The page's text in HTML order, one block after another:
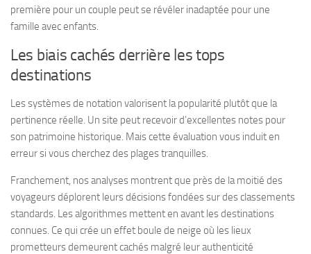
première pour un couple peut se révéler inadaptée pour une
famille avec enfants.
Les biais cachés derrière les tops
destinations
Les systèmes de notation valorisent la popularité plutôt que la
pertinence réelle. Un site peut recevoir d’excellentes notes pour
son patrimoine historique. Mais cette évaluation vous induit en
erreur si vous cherchez des plages tranquilles.
Franchement, nos analyses montrent que près de la moitié des
voyageurs déplorent leurs décisions fondées sur des classements
standards. Les algorithmes mettent en avant les destinations
connues. Ce qui crée un effet boule de neige où les lieux
prometteurs demeurent cachés malgré leur authenticité